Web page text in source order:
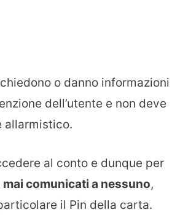
o danno informazioni
dell’utente e non deve
allarmistico.
al conto e dunque per
mai comunicati a nessuno,
il Pin della carta.